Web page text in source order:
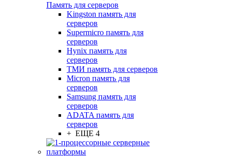
Память для серверов
Kingston память для
серверов
Supermicro память для
серверов
Hynix память для
серверов
ТМИ память для серверов
Micron память для
серверов
Samsung память для
серверов
ADATA память для
серверов
+ ЕЩЕ 4